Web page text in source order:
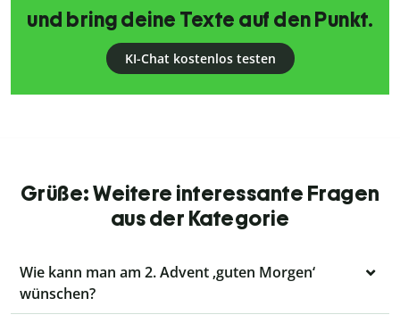
und bring deine Texte auf den Punkt.
KI-Chat kostenlos testen
Grüße: Weitere interessante Fragen
aus der Kategorie
Wie kann man am 2. Advent ‚guten Morgen‘
wünschen?